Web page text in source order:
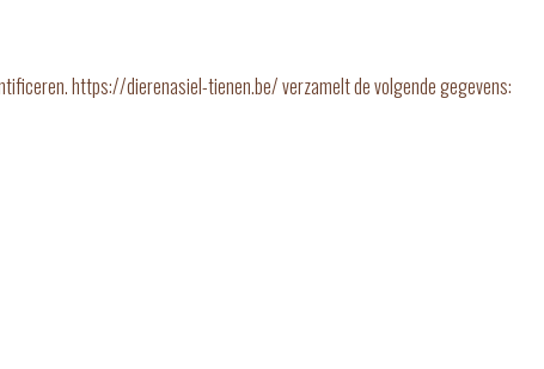
https://dierenasiel-tienen.be/ verzamelt de volgende gegevens: